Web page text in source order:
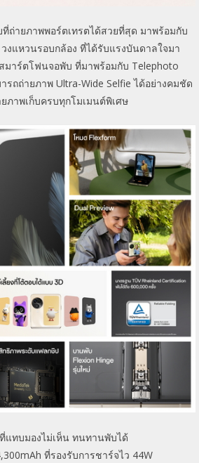
ายภาพพอร์ตเทรตได้สวยที่สุด มาพร้อมกับ
วงแหวนรอบกล้อง ที่ได้รับแรงบันดาลใจมา
มาร์ตโฟนจอพับ ที่มาพร้อมกับ Telephoto
รถถ่ายภาพ Ultra-Wide Selfieได้อย่างคมชัด
ภาพเก็บครบทุกโมเมนต์พิเศษ
แทบมองไม่เห็น ทนทานพับได้
ที่รองรับการชาร์จไว 44W